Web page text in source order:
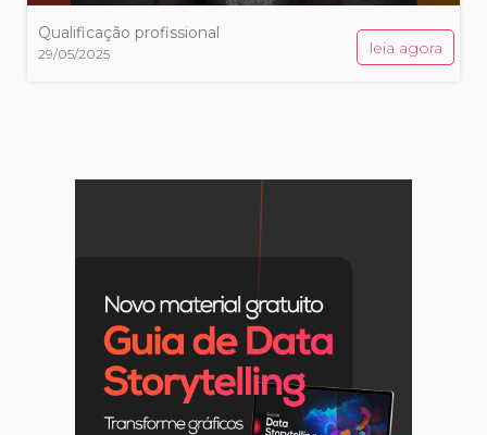
Qualificação profissional
29/05/2025 leia agora